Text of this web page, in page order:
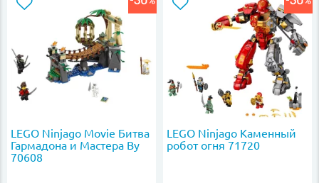
LEGO Ninjago Movie Битва
Гармадона и Мастера Ву
70608
LEGO Ninjago Каменный
робот огня 71720